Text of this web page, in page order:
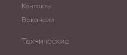
мастерства, которое
форму и функцию, но также
жизни.
Контакты
Вакансии
Технические